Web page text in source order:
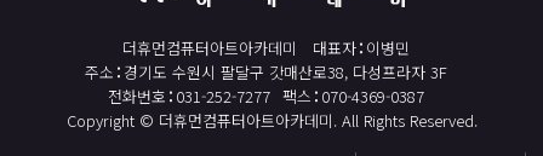
더휴먼컴퓨터아트아카데미 대표자 이병민
주소 경기도 수원시 팔달구 갓매산로38, 다성프라자 3F
전화번호 031-252-7277 팩스 070-4369-0387
Copyright © 더휴먼컴퓨터아트아카데미. All Rights Reserved.
일러스트 자격증 취득과정(GTQi 1급)
전산회계 1급 / FAT 1급 자격증 취득과정
전산세무 2급 / TAT 2급 자격증 취득과정